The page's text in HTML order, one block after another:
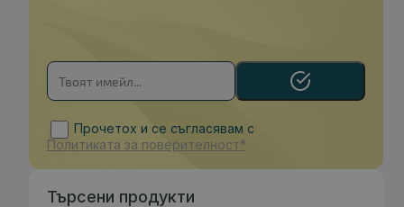
Прочетох и се съгласявам с
Политиката за поверителност*
Търсени продукти